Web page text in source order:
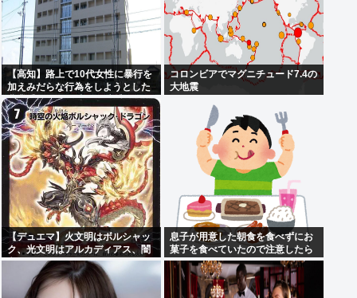
【高知】路上で10代女性に暴行を
加えみだらな行為をしようとした
農業手伝いの38歳男を逮捕…男は
7月にも下半身露出の疑いで逮
捕・起訴
コロンビアでマグニチュード7.4の
大地震
【デュエマ】火文明はボルシャッ
ク、光文明はアルカディアス、闇
文明はバロム
息子が用意した朝食を食べずにお
菓子を食べていたので注意したら
あろうことか...